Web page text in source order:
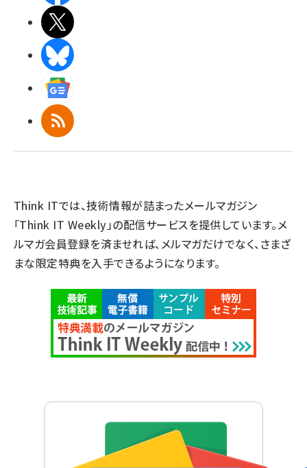
RSS
Think ITでは、技術情報が詰まったメールマガジン
「Think IT Weekly」の配信サービスを提供しています。メ
ルマガ会員登録を済ませれば、メルマガだけでなく、さまざ
まな限定特典を入手できるようになります。